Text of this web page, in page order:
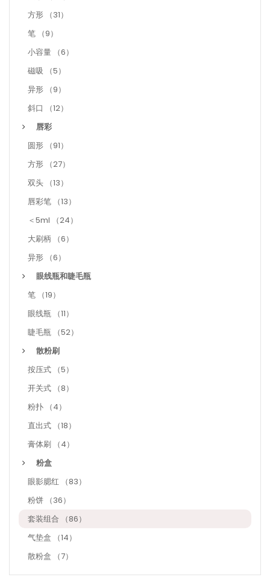
方形 （31）
笔 （9）
小容量 （6）
磁吸 （5）
异形 （9）
斜口 （12）
唇彩
圆形 （91）
方形 （27）
双头 （13）
唇彩笔 （13）
＜5ml （24）
大刷柄 （6）
异形 （6）
眼线瓶和睫毛瓶
笔 （19）
眼线瓶 （11）
睫毛瓶 （52）
散粉刷
按压式 （5）
开关式 （8）
粉扑 （4）
直出式 （18）
膏体刷 （4）
粉盒
眼影腮红 （83）
粉饼 （36）
套装组合 （86）
气垫盒 （14）
散粉盒 （7）